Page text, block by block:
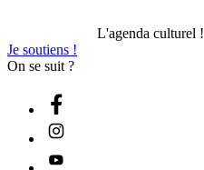
L'agenda culturel !
Je soutiens !
On se suit ?